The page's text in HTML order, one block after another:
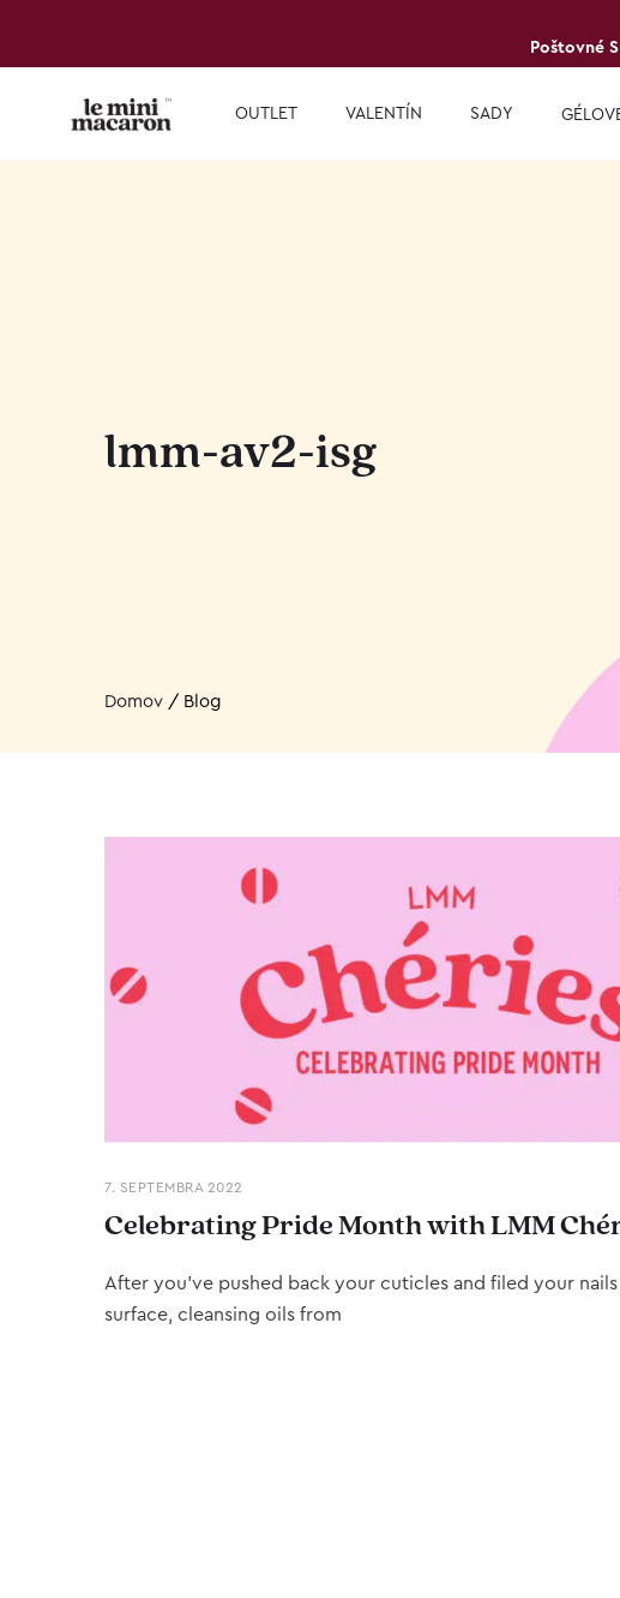
Poštovné
OUTLET VALENTÍN SADY
lmm-av2-isg
Domov / Blog
7. SEPTEMBRA 2022
Celebrating Pride Month with LMM
After you’ve pushed back your cuticles and filed your nails
surface, cleansing oils from